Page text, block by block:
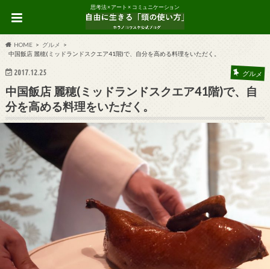
思考法 × アート × コミュニケーション
HOME
グルメ
中国飯店 麗穂(ミッドランドスクエア41階)で、自分を高める料理をいただく。
2017.12.25 グルメ
中国飯店 麗穂(ミッドランドスクエア41階)で、自
分を高める料理をいただく。